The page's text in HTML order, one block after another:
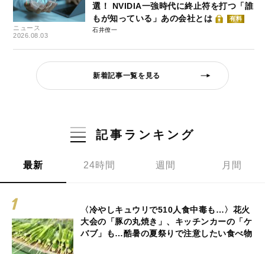
ニュース
2026.08.03
選！ NVIDIA一強時代に終止符を打つ「誰
もが知っている」あの会社とは
有料
石井僚一
新着記事一覧を見る
記事ランキング
最新 24時間 週間 月間
〈冷やしキュウリで510人食中毒も…〉花火
大会の「豚の丸焼き」、キッチンカーの「ケ
バブ」も…酷暑の夏祭りで注意したい食べ物